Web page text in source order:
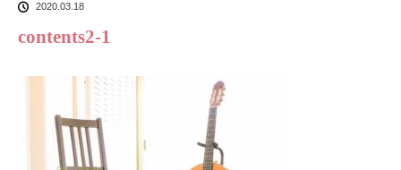
2020.03.18
contents2-1